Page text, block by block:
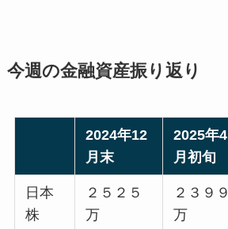
今週の金融資産振り返り
2024年12
月末
2025年4
月初旬
日本
株
２５２５
万
２３９９
万